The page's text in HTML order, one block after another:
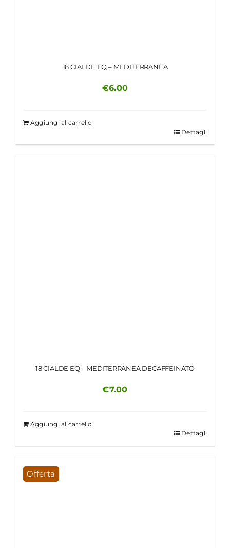
18 CIALDE EQ – MEDITERRANEA
€6.00
Aggiungi al carrello
Dettagli
18 CIALDE EQ – MEDITERRANEA DECAFFEINATO
€7.00
Aggiungi al carrello
Dettagli
Offerta